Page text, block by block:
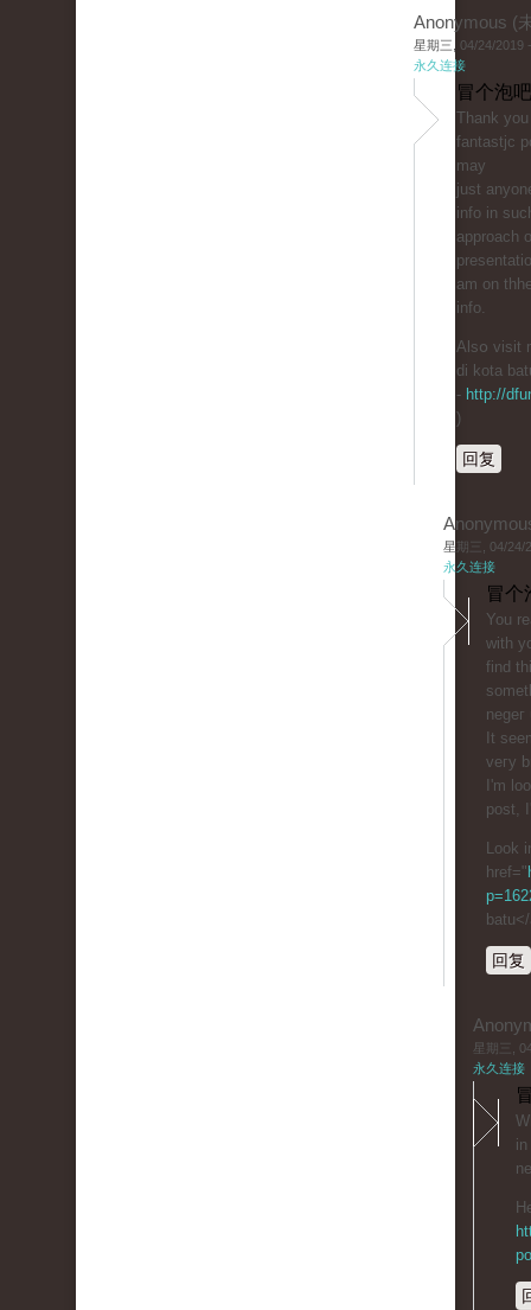
Anonymous (
星期三, 04/24/2019
永久连接
冒个泡
Thank
fantastjc
mаy
just
info in
approach
am on
info.
Alsօ visit
di kota
- http://
)
回复
星期三, 04/24/
永久连接
冒个
You
ԝith
find
negeг
It
veгy
I'm
post,
Look
href="
回复
星期三,
永久连接